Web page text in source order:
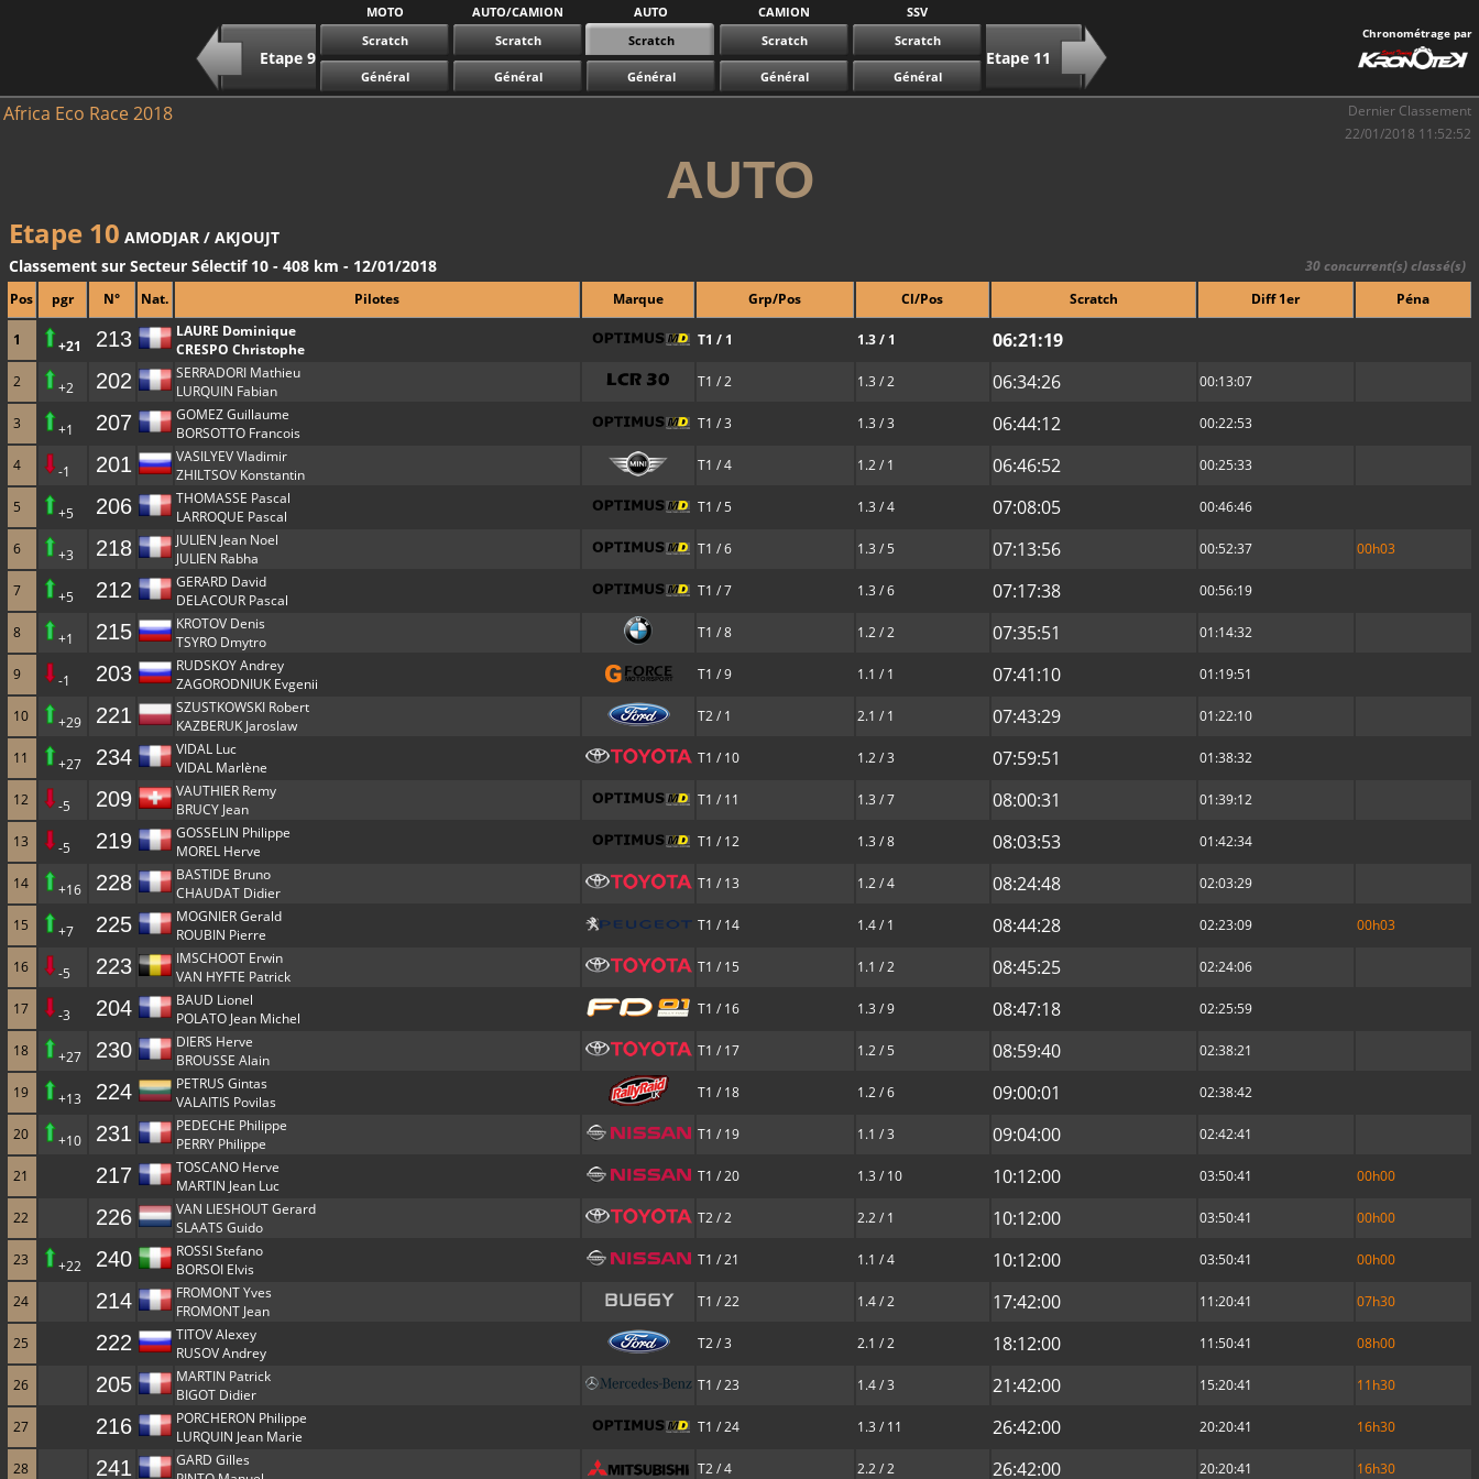
MOTO AUTO/CAMION AUTO CAMION SSV
Chronométrage par
Etape 9
Scratch Scratch Scratch Scratch Scratch
Etape 11
Général Général Général Général Général
Africa Eco Race 2018
Dernier Classement
22/01/2018 11:52:52
AUTO
Etape 10 AMODJAR / AKJOUJT
Classement sur Secteur Sélectif 10 - 408 km - 12/01/2018
30 concurrent(s) classé(s)
Pos
pgr N° Nat. Pilotes Marque Grp/Pos Cl/Pos Scratch Diff 1er Péna
1 +21 213
LAURE Dominique
CRESPO Christophe
T1 / 1 1.3 / 1 06:21:19
2 +2 202
SERRADORI Mathieu
LURQUIN Fabian
T1 / 2 1.3 / 2 06:34:26 00:13:07
3 +1 207
GOMEZ Guillaume
BORSOTTO Francois
T1 / 3 1.3 / 3 06:44:12 00:22:53
4 -1 201
VASILYEV Vladimir
ZHILTSOV Konstantin
T1 / 4 1.2 / 1 06:46:52 00:25:33
5 +5 206
THOMASSE Pascal
LARROQUE Pascal
T1 / 5 1.3 / 4 07:08:05 00:46:46
6 +3 218
JULIEN Jean Noel
JULIEN Rabha
T1 / 6 1.3 / 5 07:13:56 00:52:37 00h03
7 +5 212
GERARD David
DELACOUR Pascal
T1 / 7 1.3 / 6 07:17:38 00:56:19
8 +1 215
KROTOV Denis
TSYRO Dmytro
T1 / 8 1.2 / 2 07:35:51 01:14:32
9 -1 203
RUDSKOY Andrey
ZAGORODNIUK Evgenii
T1 / 9 1.1 / 1 07:41:10 01:19:51
10 +29 221
SZUSTKOWSKI Robert
KAZBERUK Jaroslaw
T2 / 1 2.1 / 1 07:43:29 01:22:10
11 +27 234
VIDAL Luc
VIDAL Marlène
T1 / 10 1.2 / 3 07:59:51 01:38:32
12 -5 209
VAUTHIER Remy
BRUCY Jean
T1 / 11 1.3 / 7 08:00:31 01:39:12
13 -5 219
GOSSELIN Philippe
MOREL Herve
T1 / 12 1.3 / 8 08:03:53 01:42:34
14 +16 228
BASTIDE Bruno
CHAUDAT Didier
T1 / 13 1.2 / 4 08:24:48 02:03:29
15 +7 225
MOGNIER Gerald
ROUBIN Pierre
T1 / 14 1.4 / 1 08:44:28 02:23:09 00h03
16 -5 223
IMSCHOOT Erwin
VAN HYFTE Patrick
T1 / 15 1.1 / 2 08:45:25 02:24:06
17 -3 204
BAUD Lionel
POLATO Jean Michel
T1 / 16 1.3 / 9 08:47:18 02:25:59
18 +27 230
DIERS Herve
BROUSSE Alain
T1 / 17 1.2 / 5 08:59:40 02:38:21
19 +13 224
PETRUS Gintas
VALAITIS Povilas
T1 / 18 1.2 / 6 09:00:01 02:38:42
20 +10 231
PEDECHE Philippe
PERRY Philippe
T1 / 19 1.1 / 3 09:04:00 02:42:41
21 217
TOSCANO Herve
MARTIN Jean Luc
T1 / 20 1.3 / 10 10:12:00 03:50:41 00h00
22 226
VAN LIESHOUT Gerard
SLAATS Guido
T2 / 2 2.2 / 1 10:12:00 03:50:41 00h00
23 +22 240
ROSSI Stefano
BORSOI Elvis
T1 / 21 1.1 / 4 10:12:00 03:50:41 00h00
24 214
FROMONT Yves
FROMONT Jean
T1 / 22 1.4 / 2 17:42:00 11:20:41 07h30
25 222
TITOV Alexey
RUSOV Andrey
T2 / 3 2.1 / 2 18:12:00 11:50:41 08h00
26 205
MARTIN Patrick
BIGOT Didier
T1 / 23 1.4 / 3 21:42:00 15:20:41 11h30
27 216
PORCHERON Philippe
LURQUIN Jean Marie
T1 / 24 1.3 / 11 26:42:00 20:20:41 16h30
28 241
GARD Gilles
T2 / 4 2.2 / 2 26:42:00 20:20:41 16h30